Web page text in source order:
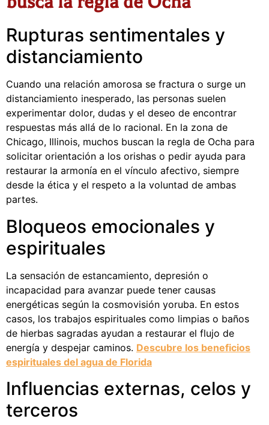
Rupturas sentimentales y
distanciamiento
Cuando una relación amorosa se fractura o surge un
distanciamiento inesperado, las personas suelen
experimentar dolor, dudas y el deseo de encontrar
respuestas más allá de lo racional. En la zona de
Chicago, Illinois, muchos buscan la regla de Ocha para
solicitar orientación a los orishas o pedir ayuda para
restaurar la armonía en el vínculo afectivo, siempre
desde la ética y el respeto a la voluntad de ambas
partes.
Bloqueos emocionales y
espirituales
La sensación de estancamiento, depresión o
incapacidad para avanzar puede tener causas
energéticas según la cosmovisión yoruba. En estos
casos, los trabajos espirituales como limpias o baños
de hierbas sagradas ayudan a restaurar el flujo de
energía y despejar caminos. Descubre los beneficios
espirituales del agua de Florida
Influencias externas, celos y
terceros